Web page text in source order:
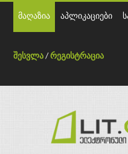
მაღაზია აპლიკაციები
შესვლა /რეგისტრაცია